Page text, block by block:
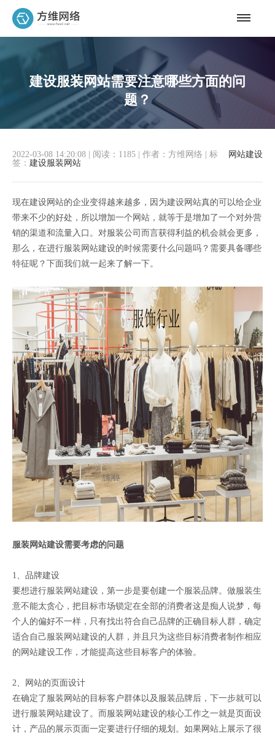
建设服装网站需要注意哪些方面的问
题？
网站建设
2022-03-08 14:20:08 阅读：1185 作者：方维网络
标
签： 建设服装网站
现在建设网站的企业变得越来越多，因为建设网站真的可以给企业
带来不少的好处，所以增加一个网站，就等于是增加了一个对外营
销的渠道和流量入口。对服装公司而言获得利益的机会就会更多，
那么，在进行服装网站建设的时候需要什么问题吗？需要具备哪些
特征呢？下面我们就一起来了解一下。
服装网站建设需要考虑的问题
1、品牌建设
要想进行服装网站建设，第一步是要创建一个服装品牌。做服装生
意不能太贪心，把目标市场锁定在全部的消费者这是痴人说梦，每
个人的偏好不一样，只有找出符合自己品牌的正确目标人群，确定
适合自己服装网站建设的人群，并且只为这些目标消费者制作相应
的网站建设工作，才能提高这些目标客户的体验。
2、网站的页面设计
在确定了服装网站的目标客户群体以及服装品牌后，下一步就可以
进行服装网站建设了。而服装网站建设的核心工作之一就是页面设
计，产品的展示页面一定要进行仔细的规划。如果网站上展示了很